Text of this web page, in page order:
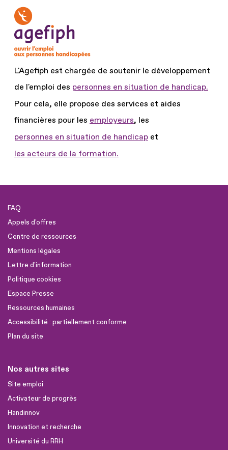
L'Agefiph est chargée de soutenir le développement
de l'emploi des personnes en situation de handicap.
Pour cela, elle propose des services et aides
financières pour les employeurs, les
personnes en situation de handicap et
les acteurs de la formation.
FAQ
Appels d'offres
Centre de ressources
Mentions légales
Lettre d'information
Politique cookies
Espace Presse
Ressources humaines
Accessibilité : partiellement conforme
Plan du site
Nos autres sites
Site emploi
Activateur de progrès
Handinnov
Innovation et recherche
Université du RRH